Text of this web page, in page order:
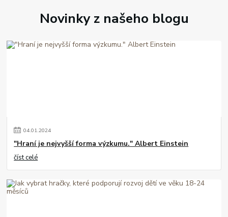
Novinky z našeho blogu
04.01.2024
"Hraní je nejvyšší forma výzkumu." Albert Einstein
číst celé